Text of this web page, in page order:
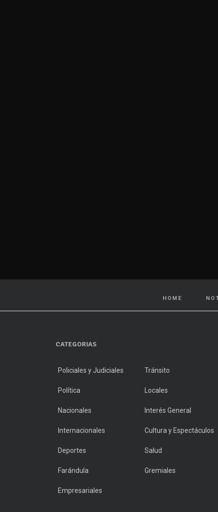
HOME
CATEGORIAS
Policiales y Judiciales Tránsito
Política Locales
Nacionales Interés General
Internacionales Cultura y Espectáculos
Deportes Salud
Farándula Gremiales
Empresariales